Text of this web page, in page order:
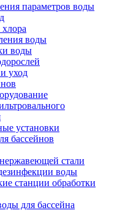
параметров воды
воды
воды
уход
установки
бассейнов
стали
воды
станции обработки
для бассейна